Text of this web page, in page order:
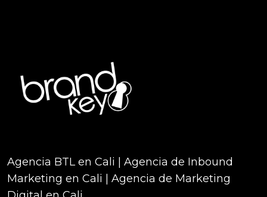
Agencia BTL en Cali | Agencia de Inbound
Marketing en Cali | Agencia de Marketing